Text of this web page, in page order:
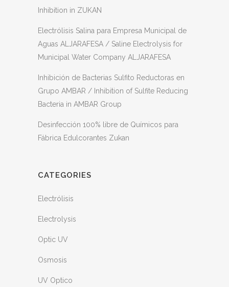
Inhibition in ZUKAN
Electrólisis Salina para Empresa Municipal de
Aguas ALJARAFESA / Saline Electrolysis for
Municipal Water Company ALJARAFESA
Inhibición de Bacterias Sulfito Reductoras en
Grupo AMBAR / Inhibition of Sulfite Reducing
Bacteria in AMBAR Group
Desinfección 100% libre de Químicos para
Fábrica Edulcorantes Zukan
CATEGORIES
Electrólisis
Electrolysis
Optic UV
Osmosis
UV Optico